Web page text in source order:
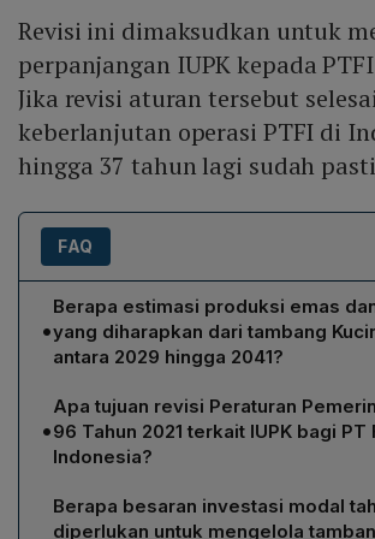
Revisi ini dimaksudkan untuk
perpanjangan IUPK kepada
Jika revisi aturan tersebut
keberlanjutan operasi PTFI di
hingga 37 tahun lagi sudah
FAQ
•
Berapa estimasi produksi emas
yang diharapkan dari tambang
antara 2029 hingga 2041?
Freeport McMoRan mencatat dalam
I‑2024 bahwa tambang Kucing Liar
menghasilkan total 6 juta ons emas dan
operasi penuh sekitar 90 ribu ton bijih
tingkat produksi tahunan, tambang
•
Apa tujuan revisi Peraturan
96 Tahun 2021 terkait IUPK bagi
Indonesia?
Revisi PP No. 96/2021 dimaksudkan
memperpanjang IUPK PT Freeport
Berapa besaran investasi modal
diperlukan untuk mengelola